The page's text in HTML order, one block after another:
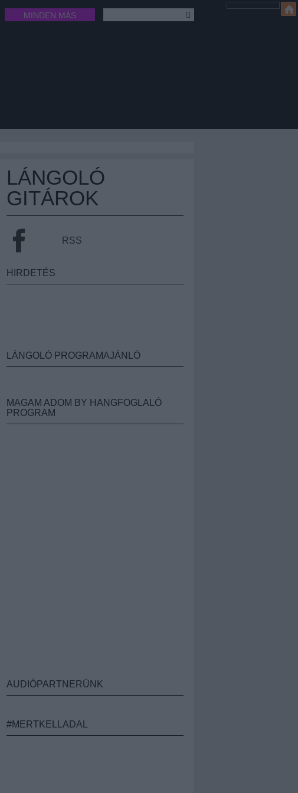
MINDEN MÁS
LÁNGOLÓ
GITÁROK
RSS
HIRDETÉS
LÁNGOLÓ PROGRAMAJÁNLÓ
MAGAM ADOM BY HANGFOGLALÓ
PROGRAM
AUDIÓPARTNERÜNK
#MERTKELLADAL